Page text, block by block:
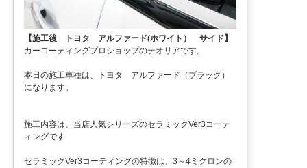
【施工後 トヨタ アルファード(ホワイト） サイド】
カーコーティングプロショップのテオリアです。
本日の施工車種は、トヨタ アルファード（ブラック）
になります。
施工内容は、当店人気シリーズのセラミックVer3コーテ
ィングです
セラミックVer3コーティングの特徴は、3～4ミクロンの